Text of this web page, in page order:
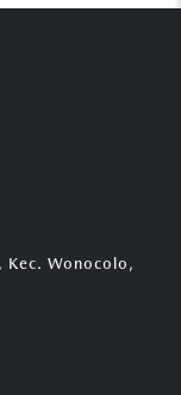
Kec. Wonocolo,